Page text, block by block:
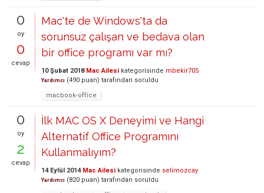
0
oy
0
cevap
Mac'te de Windows'ta da
sorunsuz çalışan ve bedava olan
bir office programı var mı?
10 Şubat 2018 Mac Ailesi kategorisinde mbekir705
Yardımcı (490 puan) tarafından soruldu
macbook-office
0
oy
2
cevap
İlk MAC OS X Deneyimi ve Hangi
Alternatif Office Programını
Kullanmalıyım?
14 Eylül 2014 Mac Ailesi kategorisinde selimozcay
Yardımcı (820 puan) tarafından soruldu